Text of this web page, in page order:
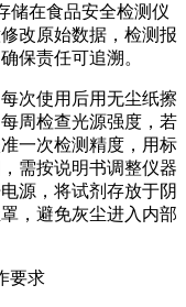
储在食品安全检测仪
改原始数据，检测报
保责任可追溯。
次使用后用无尘纸擦
周检查光源强度，若
一次检测精度，用标
需按说明书调整仪器
源，将试剂存放于阴
，避免灰尘进入内部